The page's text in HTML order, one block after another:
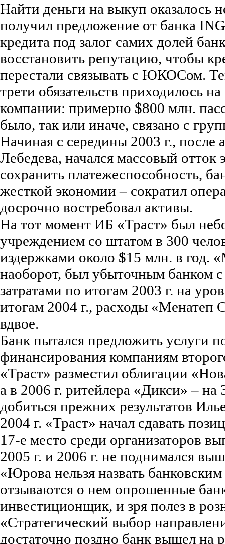
Найти деньги на выкуп оказалось
получил предложение от банка
кредита под залог самих долей
восстановить репутацию, чтобы
перестали связывать с ЮКОСом.
трети обязательств приходилось
компании: примерно $800 млн.
было, так или иначе, связано с
Начиная с середины 2003 г., после
Лебедева, начался массовый отток
сохранить платежеспособность,
жесткой экономии – сократил
досрочно востребовал активы.
На тот момент ИБ «Траст» был
учреждением со штатом в 300
издержками около $15 млн. в год.
наоборот, был убыточным банком
затратами по итогам 2003 г. на
итогам 2004 г., расходы «Менатеп
вдвое.
Банк пытался предложить услуги
финансирования компаниям
«Траст» разместил облигации
а в 2006 г. ритейлера «Дикси» –
добиться прежних результатов
2004 г. «Траст» начал сдавать
17-е место среди организаторов
2005 г. и 2006 г. не поднимался
«Юрова нельзя назвать
отзываются о нем опрошенные
инвестиционщик, и зря полез в
«Стратегический выбор
достаточно поздно банк вышел на